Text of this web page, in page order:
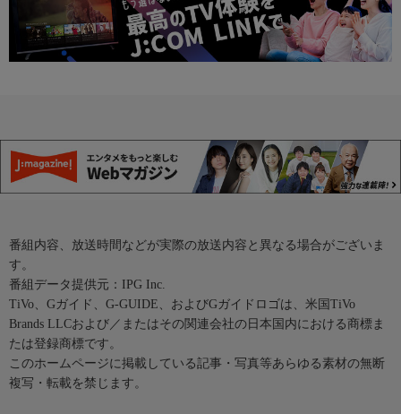
番組内容、放送時間などが実際の放送内容と異なる場合がございま
す。
番組データ提供元：IPG Inc.
TiVo、Gガイド、G-GUIDE、およびGガイドロゴは、米国TiVo
Brands LLCおよび／またはその関連会社の日本国内における商標ま
たは登録商標です。
このホームページに掲載している記事・写真等あらゆる素材の無断
複写・転載を禁じます。